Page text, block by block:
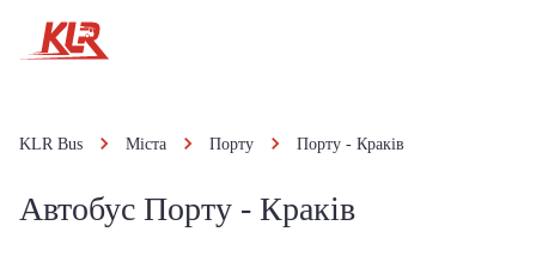
KLR Bus Міста Порту Порту - Краків
Автобус Порту - Краків